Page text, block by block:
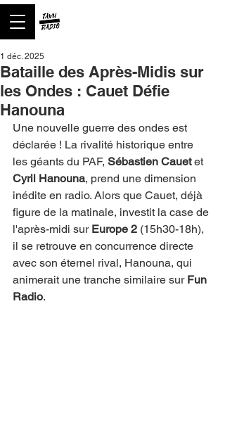
Bataille des Après-Midis sur
les Ondes : Cauet Défie
Hanouna
1 déc. 2025
Une nouvelle guerre des ondes est
déclarée ! La rivalité historique entre
les géants du PAF, Sébastien Cauet et
Cyril Hanouna, prend une dimension
inédite en radio. Alors que Cauet, déjà
figure de la matinale, investit la case de
l'après-midi sur Europe 2 (15h30-18h),
il se retrouve en concurrence directe
avec son éternel rival, Hanouna, qui
animerait une tranche similaire sur Fun
Radio.